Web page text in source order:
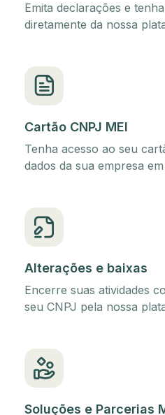
Emita declarações e
diretamente da nossa
Cartão CNPJ MEI
Tenha acesso ao seu
dados da sua empresa
Alterações e baixas
Encerre suas atividades
seu CNPJ pela nossa
Soluções e Parcerias